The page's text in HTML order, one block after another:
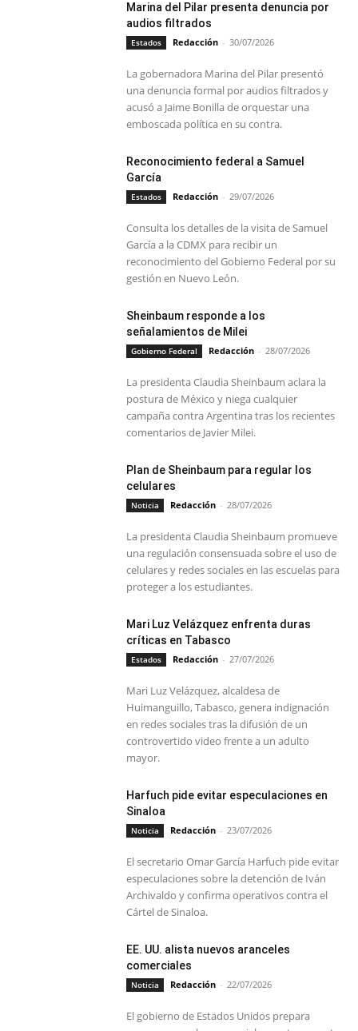
Marina del Pilar presenta denuncia por
audios filtrados
Estados Redacción - 30/07/2026
La gobernadora Marina del Pilar presentó
una denuncia formal por audios filtrados y
acusó a Jaime Bonilla de orquestar una
emboscada política en su contra.
Reconocimiento federal a Samuel
García
Estados Redacción - 29/07/2026
Consulta los detalles de la visita de Samuel
García a la CDMX para recibir un
reconocimiento del Gobierno Federal por su
gestión en Nuevo León.
Sheinbaum responde a los
señalamientos de Milei
Gobierno Federal Redacción - 28/07/2026
La presidenta Claudia Sheinbaum aclara la
postura de México y niega cualquier
campaña contra Argentina tras los recientes
comentarios de Javier Milei.
Plan de Sheinbaum para regular los
celulares
Noticia Redacción - 28/07/2026
La presidenta Claudia Sheinbaum promueve
una regulación consensuada sobre el uso de
celulares y redes sociales en las escuelas para
proteger a los estudiantes.
Mari Luz Velázquez enfrenta duras
críticas en Tabasco
Estados Redacción - 27/07/2026
Mari Luz Velázquez, alcaldesa de
Huimanguillo, Tabasco, genera indignación
en redes sociales tras la difusión de un
controvertido video frente a un adulto
mayor.
Harfuch pide evitar especulaciones en
Sinaloa
Noticia Redacción - 23/07/2026
El secretario Omar García Harfuch pide evitar
especulaciones sobre la detención de Iván
Archivaldo y confirma operativos contra el
Cártel de Sinaloa.
EE. UU. alista nuevos aranceles
comerciales
Noticia Redacción - 22/07/2026
El gobierno de Estados Unidos prepara